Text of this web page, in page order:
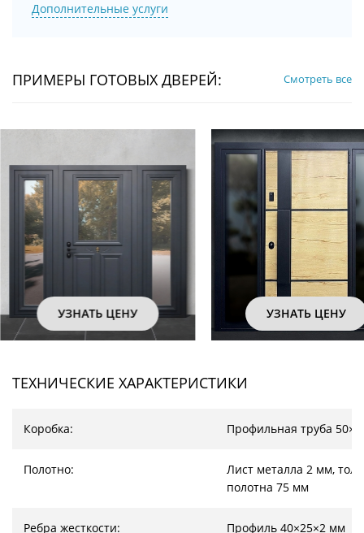
Дополнительные услуги
ПРИМЕРЫ ГОТОВЫХ ДВЕРЕЙ: Смотреть все
УЗНАТЬ ЦЕНУ УЗНАТЬ ЦЕНУ
ТЕХНИЧЕСКИЕ ХАРАКТЕРИСТИКИ
Коробка: Профильная труба
Полотно:
Лист металла 2 мм,
полотна 75 мм
Ребра жесткости: Профиль 40×25×2 мм